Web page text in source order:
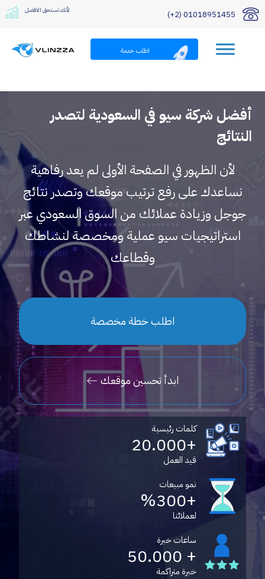
01018951455 (2+) لأنك تستحق الافضل
اطلب خدمة
أفضل شركة سيو في السعودية لتصدر
النتائج
لأن الظهور في الصفحة الأولى لم يعد رفاهية
نساعدك على رفع ترتيب موقعك وتصدر نتائج
جوجل وزيادة عملائك من السوق السعودي عبر
استراتيجيات سيو عملية ومخصصة لنشاطك
وقطاعك
اطلب خطة مخصصة
ابدأ تحسين موقعك
كلمات رئيسية
+20.000
قيد العمل
نمو مبيعات
+%300
لعملائنا
ساعات خبرة
+ 50.000
خبرة متراكمة